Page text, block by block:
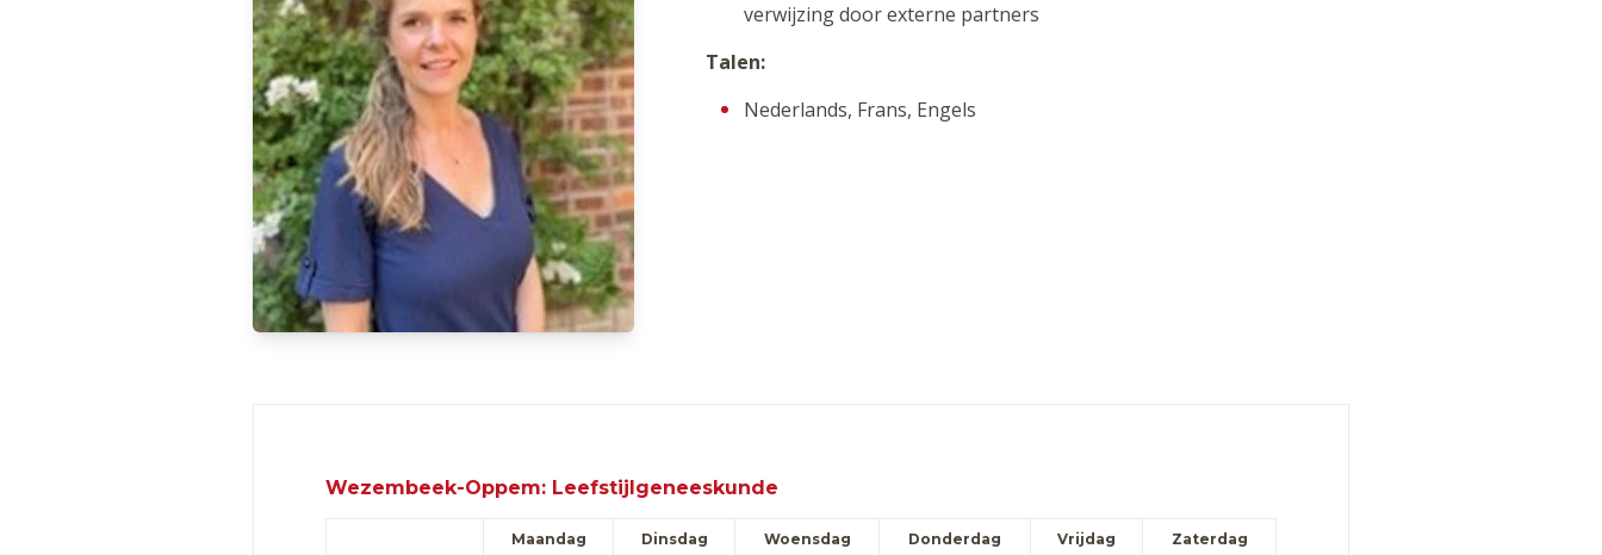
verwijzing door externe partners
Talen:
Nederlands, Frans, Engels
Wezembeek-Oppem: Leefstijlgeneeskunde
Maandag Dinsdag Woensdag Donderdag Vrijdag Zaterdag